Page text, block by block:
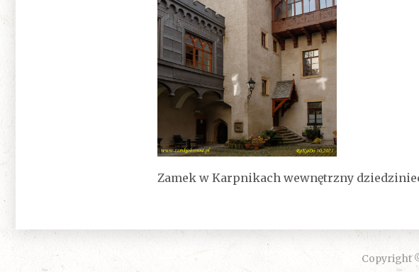
Zamek w Karpnikach wewnętrzny
Copyright